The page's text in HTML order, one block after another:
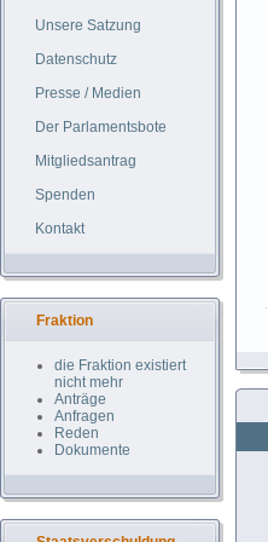
Unsere Satzung
Datenschutz
Presse / Medien
Der Parlamentsbote
Mitgliedsantrag
Spenden
Kontakt
Fraktion
die Fraktion existiert
nicht mehr
Anträge
Anfragen
Reden
Dokumente